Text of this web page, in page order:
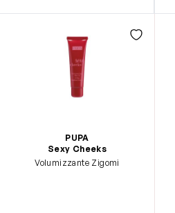
PUPA
Sexy Cheeks
Volumizzante Zigomi